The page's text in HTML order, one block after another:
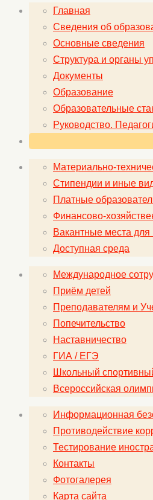
Главная
Сведения об
Основные сведения
Структура и органы
Документы
Образование
Образовательные
Руководство.
Материально-
Стипендии и иные
Платные
Финансово-
Вакантные места
Доступная среда
Международное
Приём детей
Преподавателям и
Попечительство
Наставничество
ГИА / ЕГЭ
Школьный
Всероссийская
Информационная
Противодействие
Тестирование
Контакты
Фотогалерея
Карта сайта